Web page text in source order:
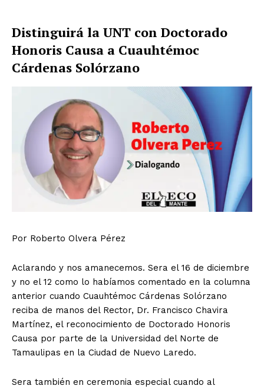
Distinguirá la UNT con Doctorado
Honoris Causa a Cuauhtémoc
Cárdenas Solórzano
Por Roberto Olvera Pérez
Aclarando y nos amanecemos. Sera el 16 de diciembre
y no el 12 como lo habíamos comentado en la columna
anterior cuando Cuauhtémoc Cárdenas Solórzano
reciba de manos del Rector, Dr. Francisco Chavira
Martínez, el reconocimiento de Doctorado Honoris
Causa por parte de la Universidad del Norte de
Tamaulipas en la Ciudad de Nuevo Laredo.
Sera también en ceremonia especial cuando al